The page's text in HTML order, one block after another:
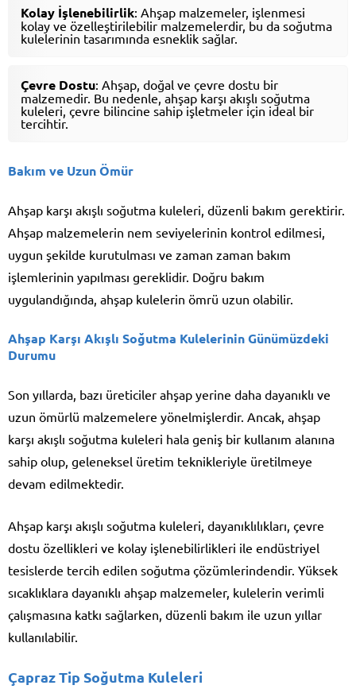
Kolay İşlenebilirlik: Ahşap malzemeler, işlenmesi
kolay ve özelleştirilebilir malzemelerdir, bu da soğutma
kulelerinin tasarımında esneklik sağlar.
Çevre Dostu: Ahşap, doğal ve çevre dostu bir
malzemedir. Bu nedenle, ahşap karşı akışlı soğutma
kuleleri, çevre bilincine sahip işletmeler için ideal bir
tercihtir.
Bakım ve Uzun Ömür
Ahşap karşı akışlı soğutma kuleleri, düzenli bakım gerektirir.
Ahşap malzemelerin nem seviyelerinin kontrol edilmesi,
uygun şekilde kurutulması ve zaman zaman bakım
işlemlerinin yapılması gereklidir. Doğru bakım
uygulandığında, ahşap kulelerin ömrü uzun olabilir.
Ahşap Karşı Akışlı Soğutma Kulelerinin Günümüzdeki
Durumu
Son yıllarda, bazı üreticiler ahşap yerine daha dayanıklı ve
uzun ömürlü malzemelere yönelmişlerdir. Ancak, ahşap
karşı akışlı soğutma kuleleri hala geniş bir kullanım alanına
sahip olup, geleneksel üretim teknikleriyle üretilmeye
devam edilmektedir.
Ahşap karşı akışlı soğutma kuleleri, dayanıklılıkları, çevre
dostu özellikleri ve kolay işlenebilirlikleri ile endüstriyel
tesislerde tercih edilen soğutma çözümlerindendir. Yüksek
sıcaklıklara dayanıklı ahşap malzemeler, kulelerin verimli
çalışmasına katkı sağlarken, düzenli bakım ile uzun yıllar
kullanılabilir.
Çapraz Tip Soğutma Kuleleri